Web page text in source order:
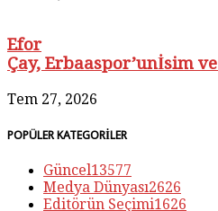
Efor
Çay, Erbaaspor’unİsim
Tem 27, 2026
POPÜLER KATEGORİLER
Güncel13577
Medya Dünyası2626
Editörün Seçimi1626